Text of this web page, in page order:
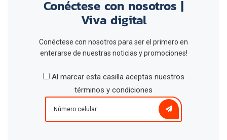
Conéctese con nosotros |
Viva digital
Conéctese con nosotros para ser el primero en
enterarse de nuestras noticias y promociones!
Al marcar esta casilla aceptas nuestros
términos y condiciones